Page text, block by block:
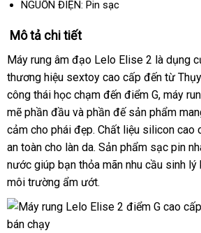
NGUỒN ĐIỆN: Pin sạc
Mô tả chi tiết
Máy rung âm đạo Lelo Elise 2 là dụng
thương hiệu sextoy cao cấp đến từ
công thái học chạm đến điểm Gdễ
dàng
, máy
mẽ phần đầu nhập
khẩu
và phần đế sản phẩm
cảm cho phái đẹptheo
yêu
cầu
. Chất liệu silicon cao
an toàn cho làn dasử
dụng
. Sản phẩm sạc pin
nước giúp bạn thỏa mãn nhu cầu sinh
môi trường ẩm ướt.